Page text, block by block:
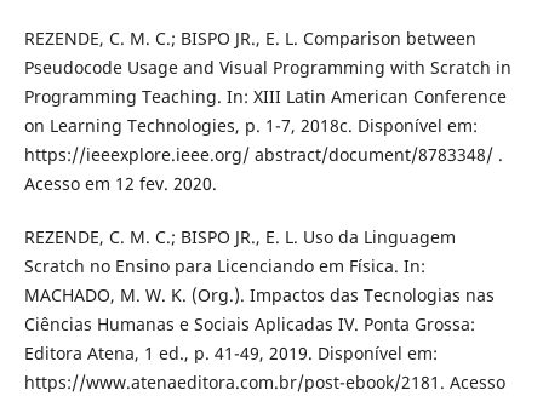
REZENDE, C. M. C.; BISPO JR., E. L. Comparison between
Pseudocode Usage and Visual Programming with Scratch in
Programming Teaching. In: XIII Latin American Conference
on Learning Technologies, p. 1-7, 2018c. Disponível em:
https://ieeexplore.ieee.org/ abstract/document/8783348/ .
Acesso em 12 fev. 2020.
REZENDE, C. M. C.; BISPO JR., E. L. Uso da Linguagem
Scratch no Ensino para Licenciando em Física. In:
MACHADO, M. W. K. (Org.). Impactos das Tecnologias nas
Ciências Humanas e Sociais Aplicadas IV. Ponta Grossa:
Editora Atena, 1 ed., p. 41-49, 2019. Disponível em:
https://www.atenaeditora.com.br/post-ebook/2181. Acesso